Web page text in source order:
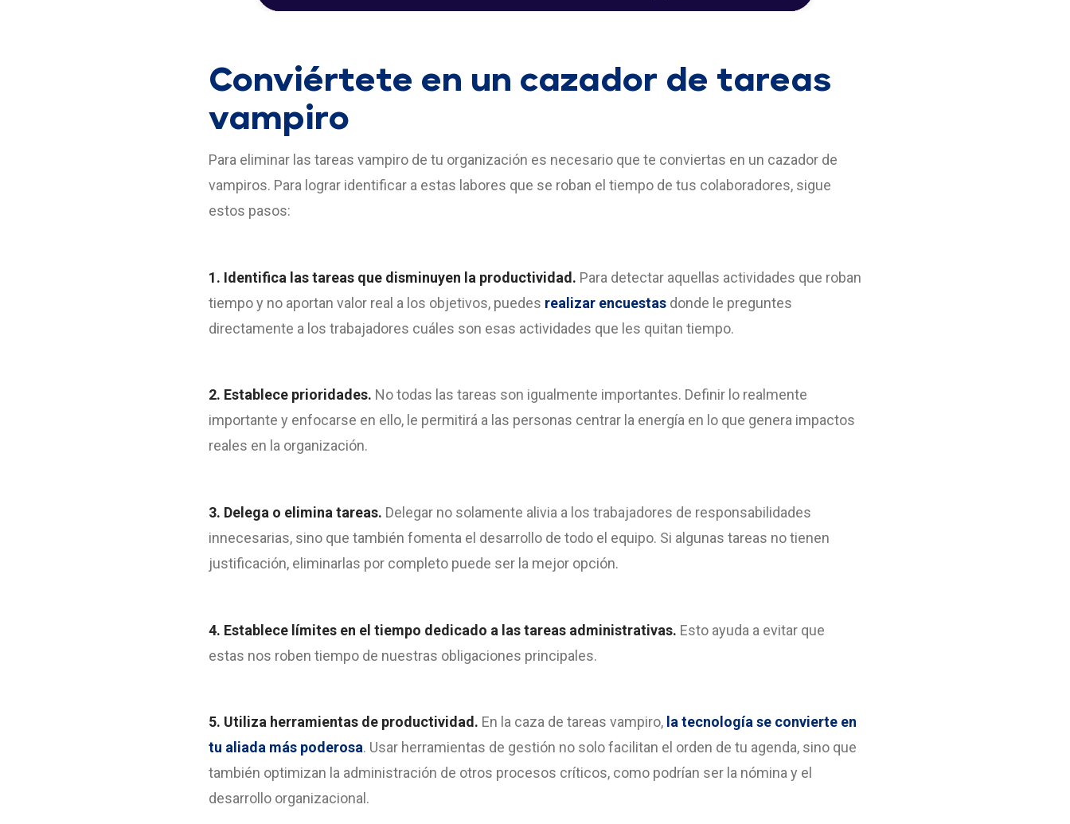
Conviértete en un cazador de tareas
vampiro
Para eliminar las tareas vampiro de tu organización es necesario que te conviertas en un cazador de
vampiros. Para lograr identificar a estas labores que se roban el tiempo de tus colaboradores, sigue
estos pasos:
1. Identifica las tareas que disminuyen la productividad. Para detectar aquellas actividades que roban
tiempo y no aportan valor real a los objetivos, puedes realizar encuestas donde le preguntes
directamente a los trabajadores cuáles son esas actividades que les quitan tiempo.
2. Establece prioridades. No todas las tareas son igualmente importantes. Definir lo realmente
importante y enfocarse en ello, le permitirá a las personas centrar la energía en lo que genera impactos
reales en la organización.
3. Delega o elimina tareas. Delegar no solamente alivia a los trabajadores de responsabilidades
innecesarias, sino que también fomenta el desarrollo de todo el equipo. Si algunas tareas no tienen
justificación, eliminarlas por completo puede ser la mejor opción.
4. Establece límites en el tiempo dedicado a las tareas administrativas. Esto ayuda a evitar que
estas nos roben tiempo de nuestras obligaciones principales.
5. Utiliza herramientas de productividad. En la caza de tareas vampiro, la tecnología se convierte en
tu aliada más poderosa. Usar herramientas de gestión no solo facilitan el orden de tu agenda, sino que
también optimizan la administración de otros procesos críticos, como podrían ser la nómina y el
desarrollo organizacional.